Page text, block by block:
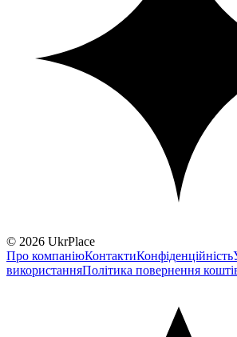
© 2026 UkrPlace
Про компаніюКонтактиКонфіденційність
використанняПолітика повернення